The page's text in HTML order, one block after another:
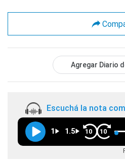
Agregar Diario
Escuchá la nota
1 1.5 10 10